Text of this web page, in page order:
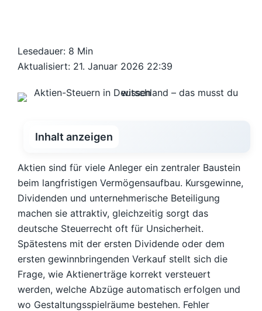
Lesedauer: 8 Min
Aktualisiert: 21. Januar 2026 22:39
Inhalt anzeigen
Aktien sind für viele Anleger ein zentraler Baustein
beim langfristigen Vermögensaufbau. Kursgewinne,
Dividenden und unternehmerische Beteiligung
machen sie attraktiv, gleichzeitig sorgt das
deutsche Steuerrecht oft für Unsicherheit.
Spätestens mit der ersten Dividende oder dem
ersten gewinnbringenden Verkauf stellt sich die
Frage, wie Aktienerträge korrekt versteuert
werden, welche Abzüge automatisch erfolgen und
wo Gestaltungsspielräume bestehen. Fehler